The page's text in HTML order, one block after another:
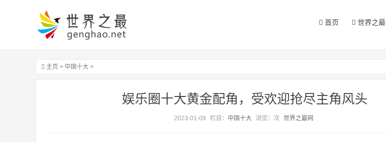
首页 世界之最
主页 > 中国十大 >
娱乐圈十大黄金配角，受欢迎抢尽主角风头
2023-01-09 栏目： 中国十大 浏览： 次 世界之最网